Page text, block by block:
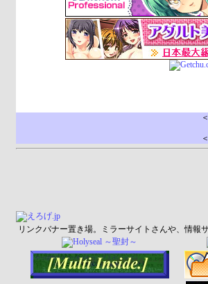
リンクバナー置き場。ミラーサイトさんや、情報